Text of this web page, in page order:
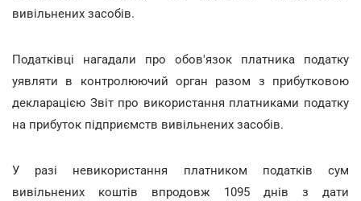
вивільнених засобів.
Податківці нагадали про обов'язок платника податку
уявляти в контролюючий орган разом з прибутковою
декларацією Звіт про використання платниками податку
на прибуток підприємств вивільнених засобів.
У разі невикористання платником податків сум
вивільнених коштів впродовж 1095 днів з дати